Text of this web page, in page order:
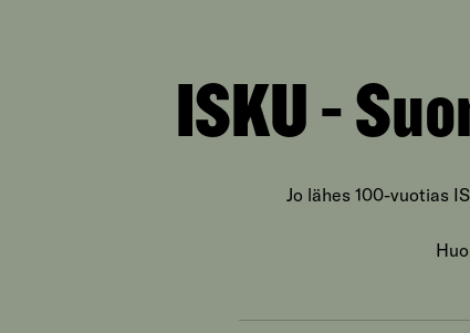
ISKU -
Jo lähes 100-vuotias